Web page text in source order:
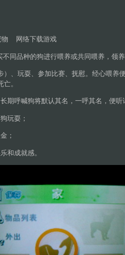
物 网络下载游戏
不同品种的狗进行喂养或共同喂养，领
）、玩耍、参加比赛、抚慰。经心喂养
。
期呼喊狗将默认其名，一呼其名，便听
玩耍；
；
和成就感。